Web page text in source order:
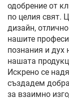
одобрение от
по целия свят.
дизайн,
нашите
познания и
нашата
Искрено се
създадем
за взаимно